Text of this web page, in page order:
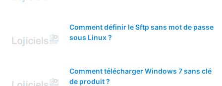
Comment définir le Sftp sans mot de passe
sous Linux ?
Comment télécharger Windows 7 sans clé
de produit ?